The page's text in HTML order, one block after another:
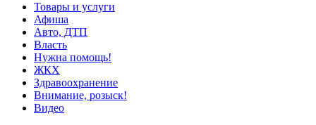
Товары и услуги
Афиша
Авто, ДТП
Власть
Нужна помощь!
ЖКХ
Здравоохранение
Внимание, розыск!
Видео